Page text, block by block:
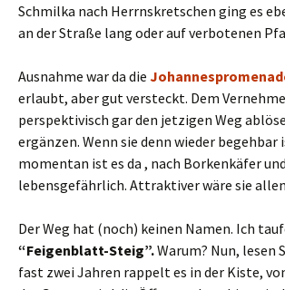
Schmilka nach Herrnskretschen ging es
an der Straße lang oder auf verbotenen
Ausnahme war da die
erlaubt, aber gut versteckt. Dem
perspektivisch gar den jetzigen Weg
ergänzen. Wenn sie denn wieder begehbar
momentan ist es da , nach Borkenkäfer
lebensgefährlich. Attraktiver wäre sie
Der Weg hat (noch) keinen Namen. Ich
“Feigenblatt-Steig”.Warum? Nun, lesen
fast zwei Jahren rappelt es in der Kiste,